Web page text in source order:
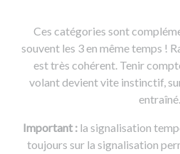
Ces catégories sont
souvent les 3 en même temps !
est très cohérent. Tenir
volant devient vite instinctif,
entraîné.
Important :la signalisation
toujours sur la signalisation